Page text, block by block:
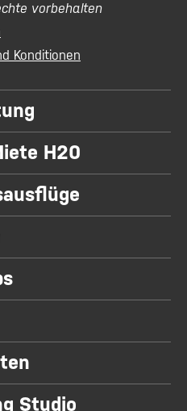
vorbehalten
Konditionen
H20
Studio